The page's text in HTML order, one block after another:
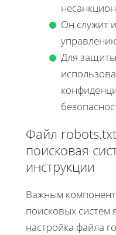
Он служит
Для
Файл
поисковая
инструкции
Важным
поисковых систем
настройка файла